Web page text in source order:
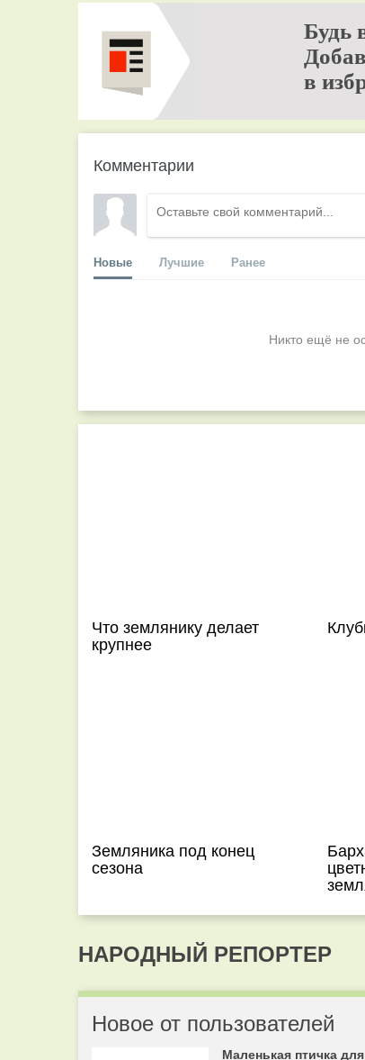
Будь
в
Комментарии
Новые Лучшие Ранее
Никто ещё не
Что землянику делает
крупнее
Земляника под конец
сезона
НАРОДНЫЙ РЕПОРТЕР
Новое от пользователей
Маленькая птичка